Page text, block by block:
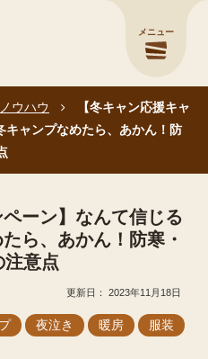
メニュー
ウハウ
【冬キャン応援キャ
キャンプなめたら、あかん！防
ペーン】なんて信じる
ら、あかん！防寒・
注意点
2023年11月18日
夜泣き 暖房
服装